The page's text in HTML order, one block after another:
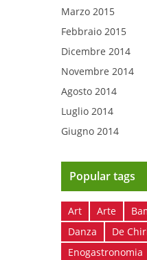
Marzo 2015
Febbraio 2015
Dicembre 2014
Novembre 2014
Agosto 2014
Luglio 2014
Giugno 2014
Popular tags
Art Arte
Danza
De
Enogastronomia